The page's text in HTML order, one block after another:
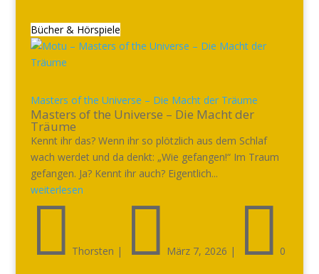
Bücher & Hörspiele
Masters of the Universe – Die Macht der Träume
Masters of the Universe – Die Macht der
Träume
Kennt ihr das? Wenn ihr so plötzlich aus dem Schlaf
wach werdet und da denkt: „Wie gefangen!“ Im Traum
gefangen. Ja? Kennt ihr auch? Eigentlich...
weiterlesen
 Thorsten |  März 7, 2026 |  0